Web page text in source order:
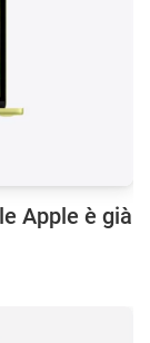
Apple è già